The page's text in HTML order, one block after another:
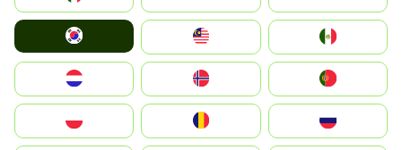
South Korea